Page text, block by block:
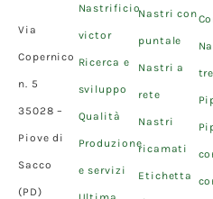
Via
Copernico
n. 5
35028 –
Piove di
Sacco
(PD)
Nastrificio
victor
Ricerca e
sviluppo
Qualità
Produzione
e servizi
Nastri con
puntale
Nastri a
rete
Nastri
ricamati
Etichetta